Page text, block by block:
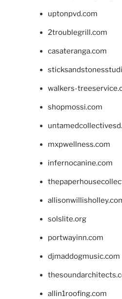
uptonpvd.com
2troublegrill.com
casateranga.com
walkers-
shopmossi.com
mxpwellness.com
infernocanine.com
solslite.org
portwayinn.com
djmaddogmusic.com
allin1roofing.com